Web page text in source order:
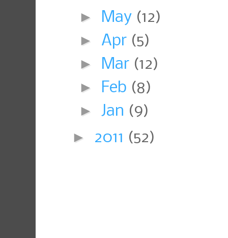
► May (12)
► Apr (5)
► Mar (12)
► Feb (8)
► Jan (9)
► 2011 (52)